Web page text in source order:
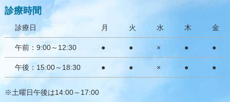
トピックス
診療時間
診療日 月 火 水 木 金
午前：9:00～12:30 ● ● × ● ●
午後：15:00～18:30 ● ● × ● ●
※土曜日午後は14:00～17:00